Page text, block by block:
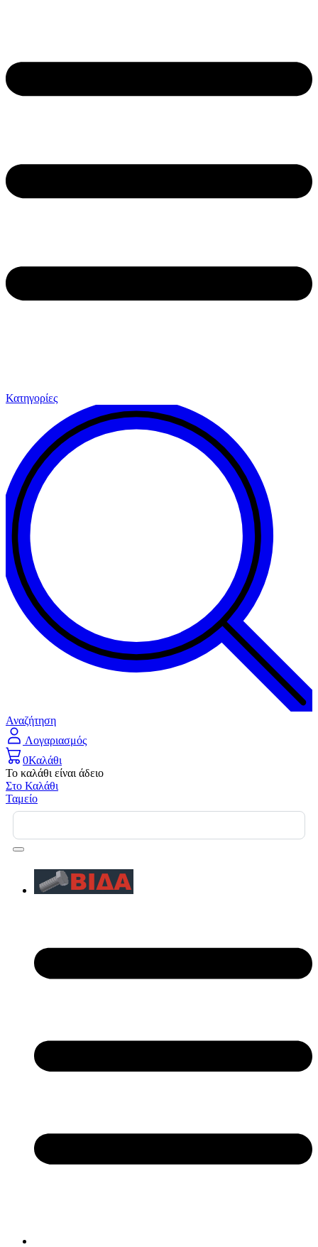
Κατηγορίες
Αναζήτηση
Λογαριασμός
0Καλάθι
Το καλάθι είναι άδειο
Στο Καλάθι
Ταμείο